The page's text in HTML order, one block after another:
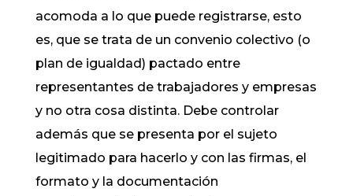
acomoda a lo que puede registrarse, esto
es, que se trata de un convenio colectivo (o
plan de igualdad) pactado entre
representantes de trabajadores y empresas
y no otra cosa distinta. Debe controlar
además que se presenta por el sujeto
legitimado para hacerlo y con las firmas, el
formato y la documentación